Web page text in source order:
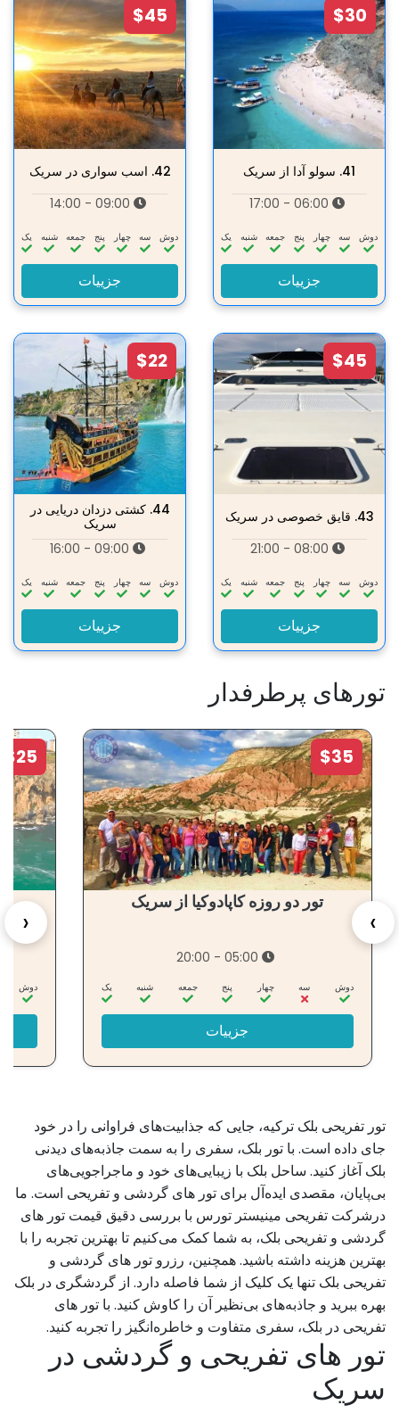
$30
41. سولو آدا از سریک
دوش سه‌ چهار پنج جمعه شنبه یک
جزییات
$45
42. اسب سواری در سریک
دوش سه‌ چهار پنج جمعه شنبه یک
جزییات
$45
43. قایق خصوصی در سریک
دوش سه‌ چهار پنج جمعه شنبه یک
جزییات
$22
44. کشتی دزدان دریایی در
سریک
دوش سه‌ چهار پنج جمعه شنبه یک
جزییات
تورهای پرطرفدار
‹
$35
تور دو روزه کاپادوکیا از سریک
دوش سه‌ چهار پنج جمعه شنبه یک
جزییات
$25
دوش
›
تور تفریحی بلک ترکیه، جایی که جذابیت‌های فراوانی را در خود
جای داده است. با تور بلک، سفری را به سمت جاذبه‌های دیدنی
بلک آغاز کنید. ساحل بلک با زیبایی‌های خود و ماجراجویی‌های
بی‌پایان، مقصدی ایده‌آل برای تور های گردشی و تفریحی است. ما
درشرکت تفریحی مینیستر تورس با بررسی دقیق قیمت تور های
گردشی و تفریحی بلک، به شما کمک می‌کنیم تا بهترین تجربه را با
بهترین هزینه داشته باشید. همچنین، رزرو تور های گردشی و
تفریحی بلک تنها یک کلیک از شما فاصله دارد. از گردشگری در بلک
بهره ببرید و جاذبه‌های بی‌نظیر آن را کاوش کنید. با تور های
تفریحی در بلک، سفری متفاوت و خاطره‌انگیز را تجربه کنید.
تور های تفریحی و گردشی در
سریک